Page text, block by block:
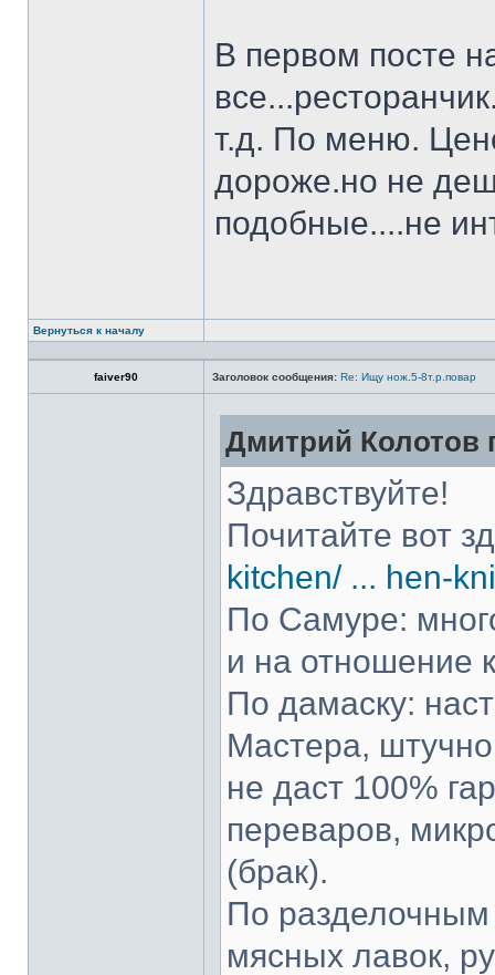
В первом посте
т.д. По меню.
дороже.но не
подобные....не
Вернуться к началу
faiver90 Заголовок сообщения: Re: Ищу нож.5-8т.р.повар
Дмитрий Колотов
Здравствуйте!
Почитайте вот
kitchen/ ... hen-
По Самуре:
и на отношение
По дамаску:
Мастера,
не даст 100%
переваров,
(брак).
По разделочным
мясных лавок,